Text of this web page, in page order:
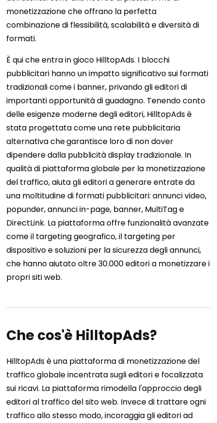
monetizzazione che offrano la perfetta
combinazione di flessibilità, scalabilità e diversità di
formati.
È qui che entra in gioco HilltopAds. I blocchi
pubblicitari hanno un impatto significativo sui formati
tradizionali come i banner, privando gli editori di
importanti opportunità di guadagno. Tenendo conto
delle esigenze moderne degli editori, HilltopAds è
stata progettata come una rete pubblicitaria
alternativa chegarantisce loro di non dover
dipendere dalla pubblicità display tradizionale. In
qualità di piattaforma globale per la monetizzazione
del traffico, aiuta gli editori a generare entrate da
una moltitudine di formati pubblicitari: annunci video,
popunder, annunci in-page, banner, MultiTag e
DirectLink. La piattaforma offre funzionalità avanzate
come il targeting geografico, il targeting per
dispositivo e soluzioni per la sicurezza degli annunci,
che hanno aiutato oltre 30.000 editori a monetizzare i
propri siti web.
Che cos'è HilltopAds?
HilltopAds è una piattaforma di monetizzazione del
traffico globale incentrata sugli editori e focalizzata
sui ricavi. La piattaforma rimodella l'approccio degli
editori al traffico del sito web. Invece di trattare ogni
traffico allo stesso modo, incoraggia gli editori ad